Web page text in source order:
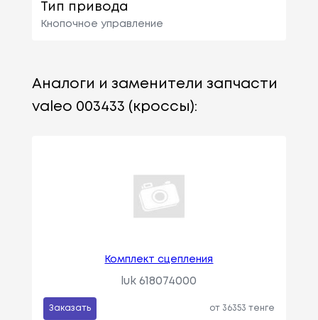
Тип привода
Кнопочное управление
Аналоги и заменители запчасти
valeo 003433 (кроссы):
Комплект сцепления
luk 618074000
Заказать от 36353 тенге